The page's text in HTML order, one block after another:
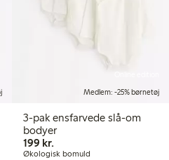
Medlem: -25% børnetøj
3-pak ensfarvede slå-om
bodyer
199 kr.199,00 kr.
Økologisk bomuld